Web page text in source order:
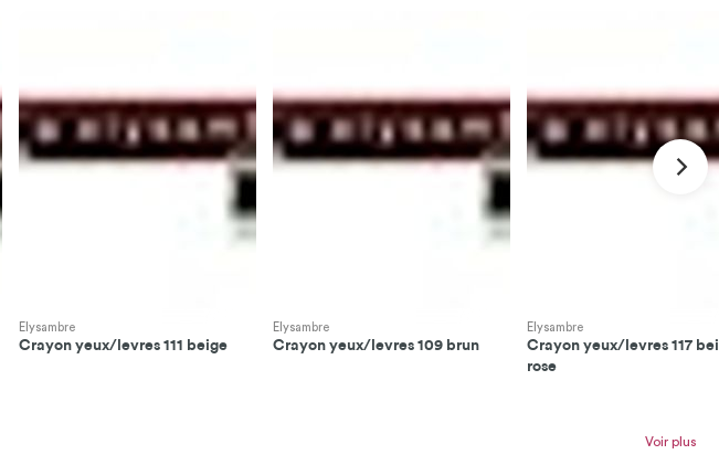
Elysambre
Crayon yeux/levres 111 beige
Elysambre
Crayon yeux/levres 109 brun
Elysambre
Crayon yeux/levres 117
rose
Voir plus